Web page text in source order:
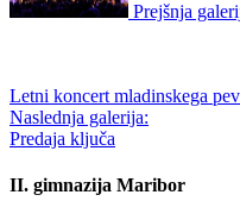
Prejšnja
Letni koncert mladinskega
Naslednja galerija:
Predaja ključa
II. gimnazija Maribor